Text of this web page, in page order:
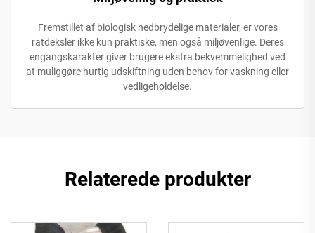
Fremstillet af biologisk nedbrydelige materialer, er vores
ratdeksler ikke kun praktiske, men også miljøvenlige. Deres
engangskarakter giver brugere ekstra bekvemmelighed ved
at muliggøre hurtig udskiftning uden behov for vaskning eller
vedligeholdelse.
Relaterede produkter